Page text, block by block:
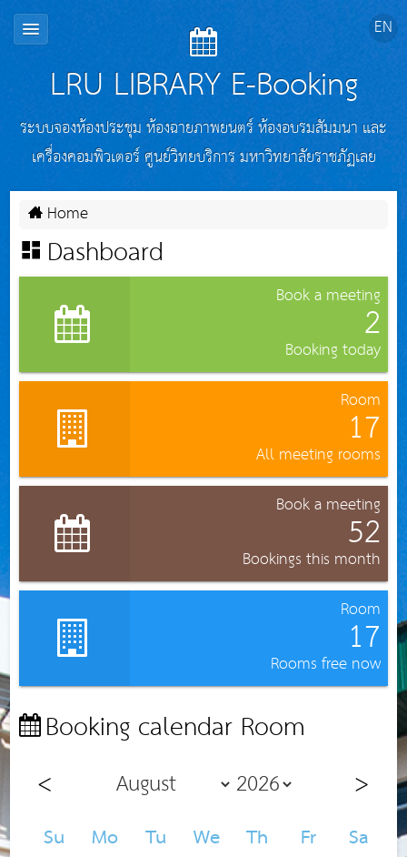
LRU LIBRARY E-Booking
ระบบจองห้องประชุม ห้องฉายภาพยนตร์ ห้องอบรมสัมมนา และ
เครื่องคอมพิวเตอร์ ศูนย์วิทยบริการ มหาวิทยาลัยราชภัฏเลย
Home
Dashboard
Book a meeting
2
Booking today
Room
17
All meeting rooms
Book a meeting
52
Bookings this month
Room
17
Rooms free now
Booking calendar Room
Su Mo Tu We Th Fr Sa